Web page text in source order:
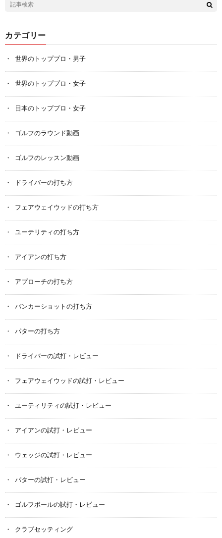
カテゴリー
世界のトッププロ・男子
世界のトッププロ・女子
日本のトッププロ・女子
ゴルフのラウンド動画
ゴルフのレッスン動画
ドライバーの打ち方
フェアウェイウッドの打ち方
ユーテリティの打ち方
アイアンの打ち方
アプローチの打ち方
バンカーショットの打ち方
パターの打ち方
ドライバーの試打・レビュー
フェアウェイウッドの試打・レビュー
ユーティリティの試打・レビュー
アイアンの試打・レビュー
ウェッジの試打・レビュー
パターの試打・レビュー
ゴルフボールの試打・レビュー
クラブセッティング